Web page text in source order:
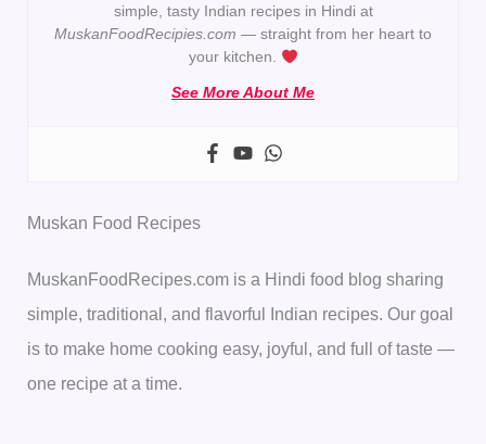
simple, tasty Indian recipes in Hindi at
MuskanFoodRecipies.com — straight from her heart to
your kitchen.
See More About Me
Muskan Food Recipes
MuskanFoodRecipes.com is a Hindi food blog sharing
simple, traditional, and flavorful Indian recipes. Our goal
is to make home cooking easy, joyful, and full of taste —
one recipe at a time.